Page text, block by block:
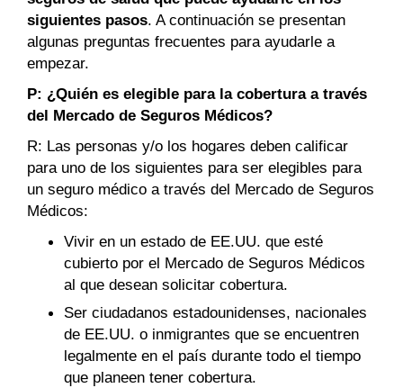
siguientes pasos. A continuación se presentan
algunas preguntas frecuentes para ayudarle a
empezar.
P: ¿Quién es elegible para la cobertura a través
del Mercado de Seguros Médicos?
R: Las personas y/o los hogares deben calificar
para uno de los siguientes para ser elegibles para
un seguro médico a través del Mercado de Seguros
Médicos:
Vivir en un estado de EE.UU. que esté
cubierto por el Mercado de Seguros Médicos
al que desean solicitar cobertura.
Ser ciudadanos estadounidenses, nacionales
de EE.UU. o inmigrantes que se encuentren
legalmente en el país durante todo el tiempo
que planeen tener cobertura.